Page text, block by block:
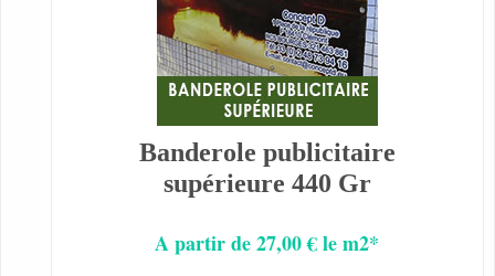
Banderole publicitaire
supérieure 440 Gr
A partir de 27,00 € le m2*